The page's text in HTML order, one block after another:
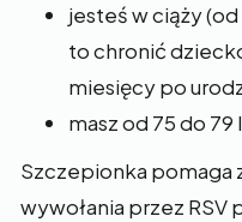
jesteś w ciąży
to chronić
miesięcy po
masz od 75 do 79
Szczepionka pomaga
wywołania przez